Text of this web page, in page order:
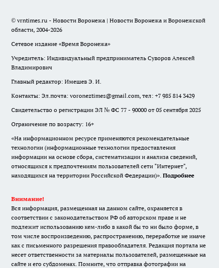
© vrntimes.ru - Новости Воронежа | Новости Воронежа и Воронежской
области, 2004-2026
Сетевое издание «Время Воронежа»
Учредитель: Индивидуальный предприниматель Суворов Алексей
Владимирович
Главный редактор: Имешев Э. И.
Контакты: Эл.почта: voroneztimes@gmail.com, тел: +7 985 814 3429
Свидетельство о регистрации ЭЛ № ФС 77 - 90000 от 05 сентября 2025
Ограничение по возрасту: 16+
«На информационном ресурсе применяются рекомендательные
технологии (информационные технологии предоставления
информации на основе сбора, систематизации и анализа сведений,
относящихся к предпочтениям пользователей сети "Интернет",
находящихся на территории Российской Федерации)». Подробнее
Внимание!
Вся информация, размещенная на данном сайте, охраняется в
соответствии с законодательством РФ об авторском праве и не
подлежит использованию кем-либо в какой бы то ни было форме, в
том числе воспроизведению, распространению, переработке не иначе
как с письменного разрешения правообладателя. Редакция портала не
несет ответственности за материалы пользователей, размещенные на
сайте и его субдоменах. Помните, что отправка фотографии на